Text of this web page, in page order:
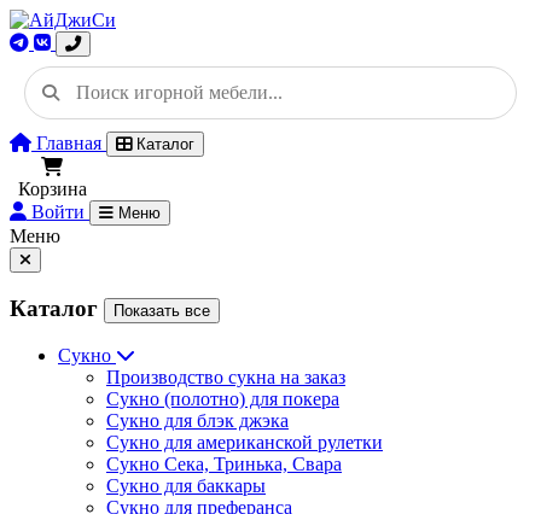
Главная Каталог
Корзина
Войти
Меню
Меню
Каталог Показать все
Сукно
Производство сукна на заказ
Сукно (полотно) для покера
Сукно для блэк джэка
Сукно для американской рулетки
Сукно Сека, Тринька, Свара
Сукно для баккары
Сукно для преферанса